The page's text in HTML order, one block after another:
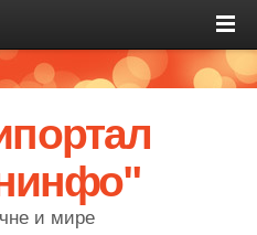
и мире